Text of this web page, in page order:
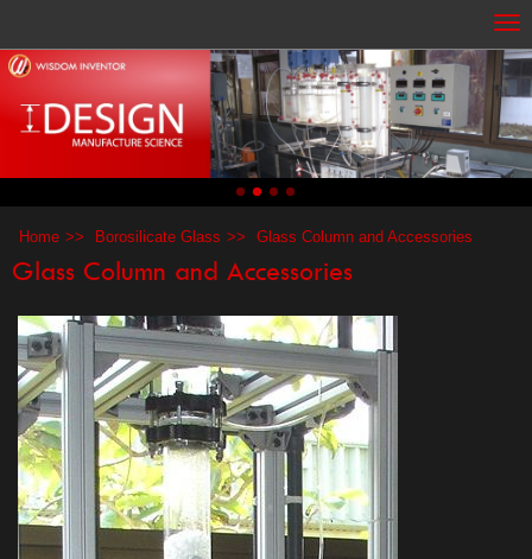
Home Borosilicate Glass Glass Column and Accessories
Glass Column and Accessories